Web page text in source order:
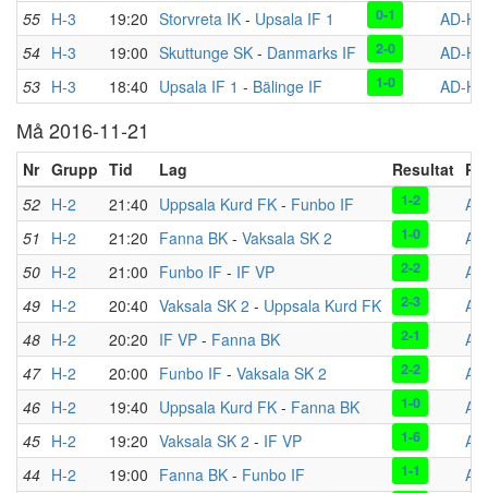
55 H-3 19:20 Storvreta IK - Upsala IF 1 0-1
AD-
54 H-3 19:00 Skuttunge SK - Danmarks IF 2-0
AD-
53 H-3 18:40 Upsala IF 1 - Bälinge IF 1-0 AD-
Må 2016-11-21
Nr Grupp Tid Lag Resultat
52 H-2 21:40 Uppsala Kurd FK - Funbo IF 1-2
51 H-2 21:20 Fanna BK - Vaksala SK 2 1-0
50 H-2 21:00 Funbo IF - IF VP 2-2
49 H-2 20:40 Vaksala SK 2 - Uppsala Kurd FK 2-3
48 H-2 20:20 IF VP - Fanna BK 2-1
47 H-2 20:00 Funbo IF - Vaksala SK 2 2-2
46 H-2 19:40 Uppsala Kurd FK - Fanna BK 1-0
45 H-2 19:20 Vaksala SK 2 - IF VP 1-6
44 H-2 19:00 Fanna BK - Funbo IF 1-1